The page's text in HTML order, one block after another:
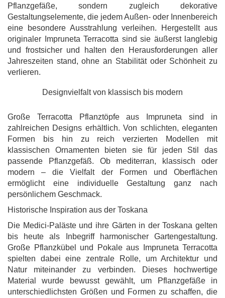
Pflanzgefäße, sondern zugleich dekorative
Gestaltungselemente, die jedem Außen- oder Innenbereich
eine besondere Ausstrahlung verleihen. Hergestellt aus
originaler Impruneta Terracotta sind sie äußerst langlebig
und frostsicher und halten den Herausforderungen aller
Jahreszeiten stand, ohne an Stabilität oder Schönheit zu
verlieren.
Designvielfalt von klassisch bis modern
Große Terracotta Pflanztöpfe aus Impruneta sind in
zahlreichen Designs erhältlich. Von schlichten, eleganten
Formen bis hin zu reich verzierten Modellen mit
klassischen Ornamenten bieten sie für jeden Stil das
passende Pflanzgefäß. Ob mediterran, klassisch oder
modern – die Vielfalt der Formen und Oberflächen
ermöglicht eine individuelle Gestaltung ganz nach
persönlichem Geschmack.
Historische Inspiration aus der Toskana
Die Medici-Paläste und ihre Gärten in der Toskana gelten
bis heute als Inbegriff harmonischer Gartengestaltung.
Große Pflanzkübel und Pokale aus Impruneta Terracotta
spielten dabei eine zentrale Rolle, um Architektur und
Natur miteinander zu verbinden. Dieses hochwertige
Material wurde bewusst gewählt, um Pflanzgefäße in
unterschiedlichsten Größen und Formen zu schaffen, die